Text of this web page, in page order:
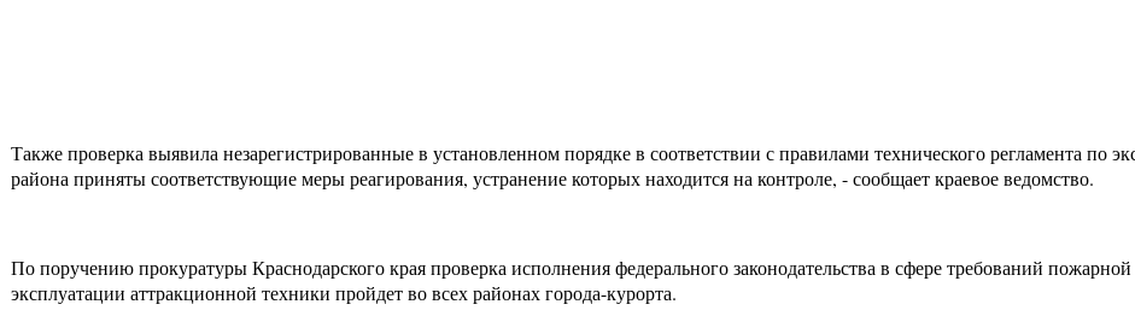
Также проверка выявила незарегистрированные в установленном порядке в соответствии с правилами технического регламента по
района приняты соответствующие меры реагирования, устранение которых находится на контроле, - сообщает краевое ведомство.
По поручению прокуратуры Краснодарского края проверка исполнения федерального законодательства в сфере требований
эксплуатации аттракционной техники пройдет во всех районах города-курорта.